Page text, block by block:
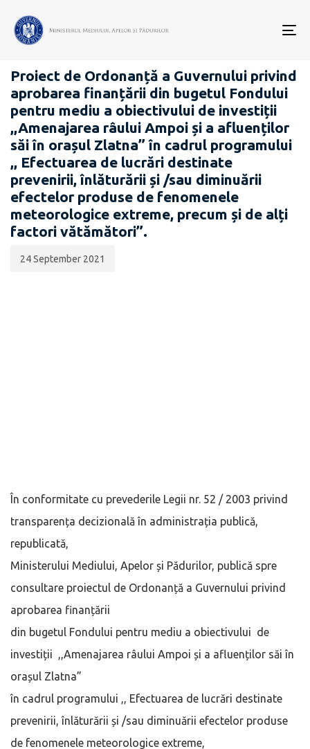
PROIECTE ACTE NORMATIVE
Proiect de Ordonanță a Guvernului privind
aprobarea finanțării din bugetul Fondului
pentru mediu a obiectivului de investiții
,,Amenajarea râului Ampoi și a afluenților
săi în orașul Zlatna” în cadrul programului
,, Efectuarea de lucrări destinate
prevenirii, înlăturării și /sau diminuării
efectelor produse de fenomenele
meteorologice extreme, precum și de alți
factori vătămători”.
publicării:
24 September 2021
În conformitate cu prevederile Legii nr. 52 / 2003 privind
transparența decizională în administrația publică,
republicată,
Ministerului Mediului, Apelor și Pădurilor, publică spre
consultare proiectul de Ordonanță a Guvernului privind
aprobarea finanțării
din bugetul Fondului pentru mediu a obiectivului de
investiții ,,Amenajarea râului Ampoi și a afluenților săi în
orașul Zlatna”
în cadrul programului ,, Efectuarea de lucrări destinate
prevenirii, înlăturării și /sau diminuării efectelor produse
de fenomenele meteorologice extreme,